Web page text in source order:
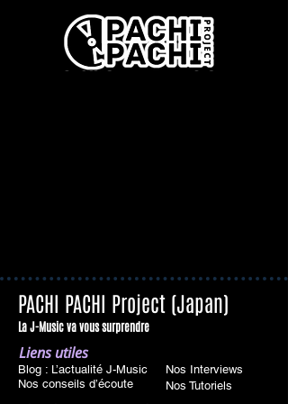
PACHI PACHI Project (Japan)
La J-Music va vous surprendre
Liens utiles
Blog : L’actualité J-Music
Nos Interviews
Nos Tutoriels
Nos conseils d’écoute